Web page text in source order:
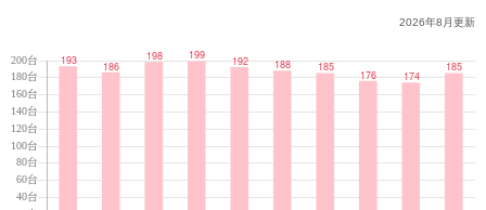
2026年8月更新